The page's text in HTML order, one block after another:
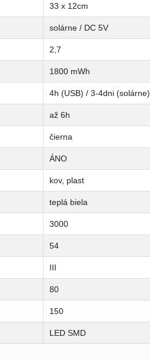
33 x 12cm
solárne / DC 5V
2,7
1800 mWh
4h (USB) / 3-4dni (solárne)
až 6h
čierna
ÁNO
kov, plast
teplá biela
3000
54
III
80
150
LED SMD